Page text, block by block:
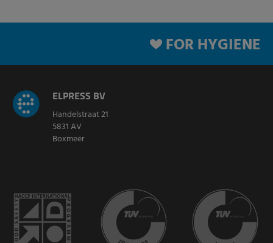
FOR HYGIENE
ELPRESS BV
Handelstraat 21
5831 AV
Boxmeer